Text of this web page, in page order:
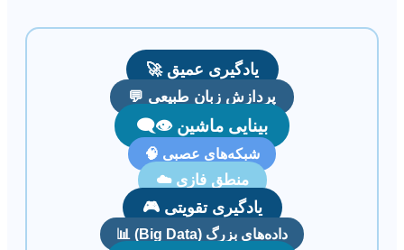
یادگیری عمیق 🚀
پردازش زبان طبیعی 💬
بینایی ماشین 👁️‍🗨️
شبکه‌های عصبی 🧠
منطق فازی ☁️
یادگیری تقویتی 🎮
داده‌های بزرگ (Big Data) 📊